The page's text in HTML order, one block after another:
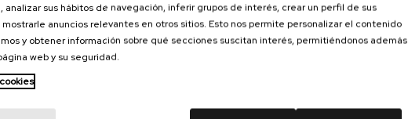
2026
Sinfonía nº2
Sinfonía nº6
Concierto para piano nº1
analizar sus hábitos de navegación, inferir grupos de interés, crear un perfil de sus
anuncios relevantes en otros sitios. Esto nos permite personalizar el contenido
y obtener información sobre qué secciones suscitan interés, permitiéndonos además
web y su seguridad.